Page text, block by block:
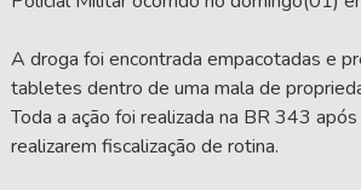
A droga foi encontrada empacotadas e
tabletes dentro de uma mala de
Toda a ação foi realizada na BR 343
realizarem fiscalização de rotina.